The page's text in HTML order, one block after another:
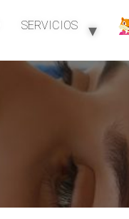
SERVICIOS